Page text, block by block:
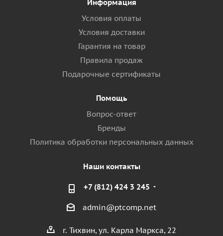
Информация
Условия оплаты
Условия доставки
Гарантия на товар
Правила продаж
Подарочные сертификаты
Помощь
Вопрос-ответ
Бренды
Политика обработки персональных данных
Наши контакты
+7 (812) 424 3 245
admin@ptcomp.net
г. Тихвин, ул. Карла Маркса, 22